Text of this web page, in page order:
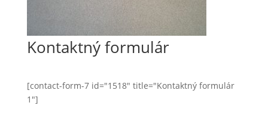
Kontaktný formulár
[contact-form-7 id="1518" title="Kontaktný formulár
1"]